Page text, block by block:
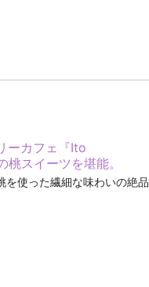
ーカフェ『Ito
スイーツを堪能。
を使った繊細な味わいの絶品